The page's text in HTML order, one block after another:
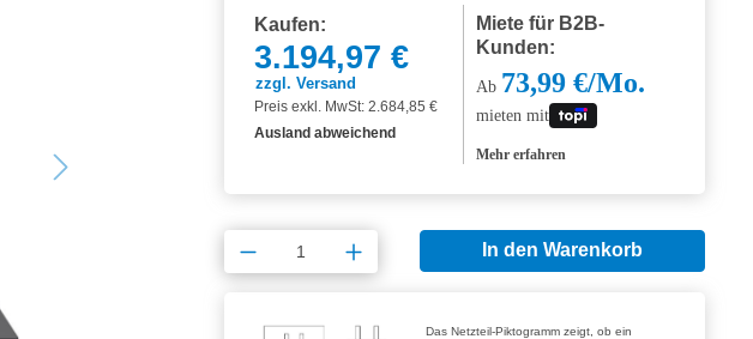
Kaufen:
3.194,97 €
zzgl. Versand
Preis exkl. MwSt: 2.684,85 €
Ausland abweichend
Miete für B2B-
Kunden:
Ab 73,99 €/Mo.
mieten mit
Mehr erfahren
Produkt Anzahl: Gib den gewünschten
In den Warenkorb
Das Netzteil-Piktogramm zeigt, ob ein